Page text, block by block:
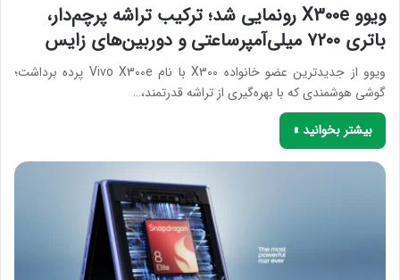
ویوو X300e رونمایی شد؛ ترکیب تراشه پرچم‌دار،
باتری ۷۲۰۰ میلی‌آمپرساعتی و دوربین‌های زایس
ویوو از جدیدترین عضو خانواده X300 با نام Vivo X300e پرده برداشت؛
گوشی هوشمندی که با بهره‌گیری از تراشه قدرتمند،…
بیشتر بخوانید »